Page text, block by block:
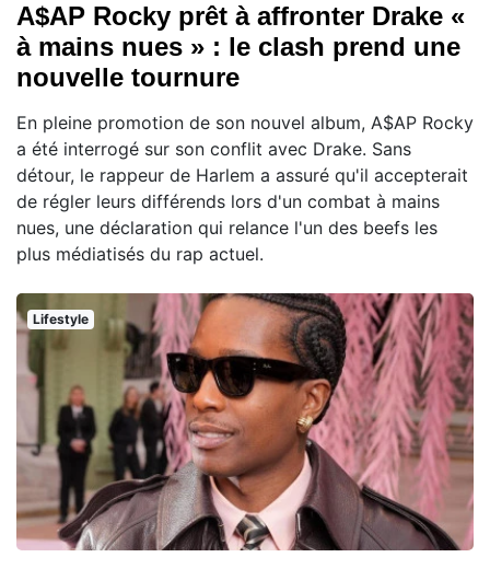
A$AP Rocky prêt à affronter Drake «
à mains nues » : le clash prend une
nouvelle tournure
En pleine promotion de son nouvel album, A$AP Rocky
a été interrogé sur son conflit avec Drake. Sans
détour, le rappeur de Harlem a assuré qu'il accepterait
de régler leurs différends lors d'un combat à mains
nues, une déclaration qui relance l'un des beefs les
plus médiatisés du rap actuel.
Lifestyle